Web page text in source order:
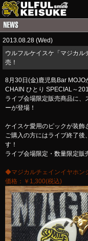
2013.08.28 (Wed)
ウルフルケイスケ「マジカル
売！
8月30日(金)鹿児島Bar
CHAIN ひとり SPECIAL～
ライブ会場限定販売商品に、
ーが登場！
ケイスケ愛用のピックが装飾
ご購入の方にはライブ終了後
す！
ライブ会場限定・数量限定販
◆マジカルチェインイヤホン
価格：￥1,300(税込)